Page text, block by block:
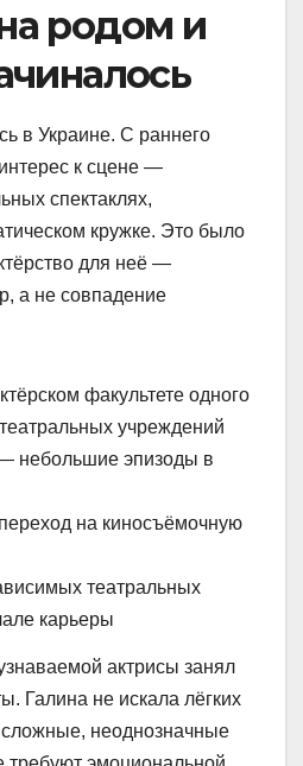
родом и
в Украине. С раннего
к сцене —
спектаклях,
кружке. Это было
для неё —
а не совпадение
факультете одного
учреждений
небольшие эпизоды в
на киносъёмочную
театральных
карьеры
актрисы занял
Галина не искала лёгких
неоднозначные